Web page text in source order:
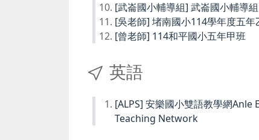
[武崙國小輔導組] 武崙國小輔導組
[吳老師] 堵南國小114學年度五年
[曾老師] 114和平國小五年甲班
英語
[ALPS] 安樂國小雙語教學網
Teaching Network